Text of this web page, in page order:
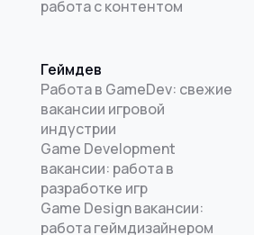
работа с контентом
Геймдев
Работа в GameDev: свежие
вакансии игровой
индустрии
Game Development
вакансии: работа в
разработке игр
Game Design вакансии:
работа геймдизайнером